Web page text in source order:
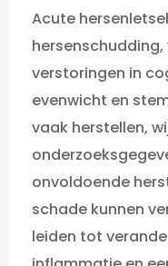
Acute
verstoringen in
evenwicht en
vaak herstellen,
onvoldoende
schade kunnen
leiden tot